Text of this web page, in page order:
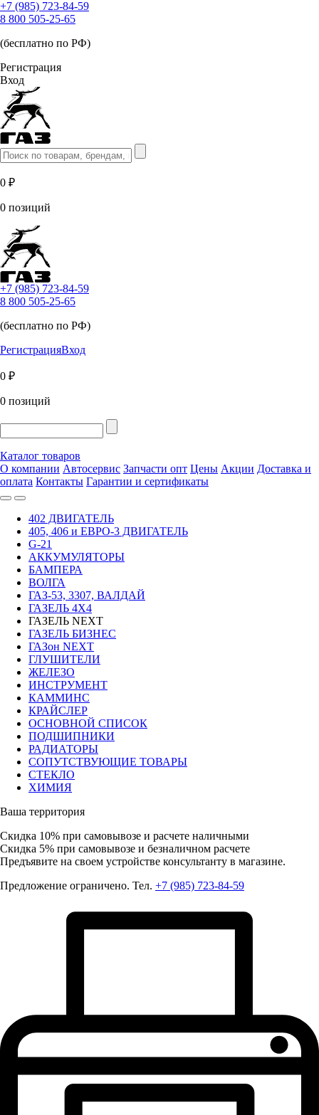
+7 (985) 723-84-59
8 800 505-25-65
(бесплатно по РФ)
Регистрация
Вход
0 ₽
0 позиций
+7 (985) 723-84-59
8 800 505-25-65
(бесплатно по РФ)
РегистрацияВход
0 ₽
0 позиций
Каталог товаров
О компании Автосервис Запчасти опт Цены Акции Доставка и
оплата Контакты Гарантии и сертификаты
402 ДВИГАТЕЛЬ
405, 406 и ЕВРО-3 ДВИГАТЕЛЬ
G-21
АККУМУЛЯТОРЫ
БАМПЕРА
ВОЛГА
ГАЗ-53, 3307, ВАЛДАЙ
ГАЗЕЛЬ 4Х4
ГАЗЕЛЬ NEXT
ГАЗЕЛЬ БИЗНЕС
ГАЗон NEXT
ГЛУШИТЕЛИ
ЖЕЛЕЗО
ИНСТРУМЕНТ
КАММИНС
КРАЙСЛЕР
ОСНОВНОЙ СПИСОК
ПОДШИПНИКИ
РАДИАТОРЫ
СОПУТСТВУЮЩИЕ ТОВАРЫ
СТЕКЛО
ХИМИЯ
Ваша территория
Скидка 10% при самовывозе и расчете наличными
Скидка 5% при самовывозе и безналичном расчете
Предъявите на своем устройстве консультанту в магазине.
Предложение ограничено. Тел. +7 (985) 723-84-59